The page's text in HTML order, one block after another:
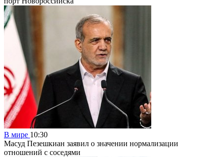
В мире 10:30
Масуд Пезешкиан заявил о значении нормализации
отношений с соседями